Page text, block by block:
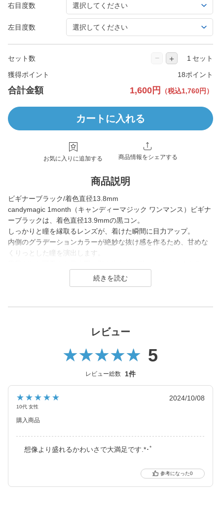
右目度数
左目度数
セット数 − ＋ セット
獲得ポイント 18ポイント
合計金額 1,600円 （税込1,760円）
カートに入れる
お気に入りに追加する 商品情報をシェアする
商品説明
ビギナーブラック/着色直径13.8mm
candymagic 1month（キャンディーマジック ワンマンス）ビギナ
ーブラックは、着色直径13.9mmの黒コン。
しっかりと瞳を縁取るレンズが、着けた瞬間に目力アップ。
内側のグラデーションカラーが絶妙な抜け感を作るため、甘めな
くりっとした瞳を演出します。
7年発売以来、
レンズ直径(DIA)14.5㎜の大きめレンズで瞳を大きく魅せながら、
今っぽく瞳を引き立てる
ナチュラル系・ハーフ系・盛り系までバリエーション豊富に揃え
2021年にはブルーライトカット機能・UVカット機能付きの
ハイスペックレンズへとリニューアル！
レビュー
5
レビュー総数 1件
★★★★★
10代 女性
2024/10/08
購入商品
想像より盛れるかわいさで大満足です.*･ﾟ
0